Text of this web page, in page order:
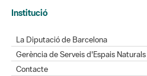
Institució
La Diputació de Barcelona
Gerència de Serveis d'Espais Naturals
Contacte